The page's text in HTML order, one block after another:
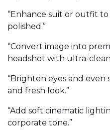
“Enhance suit or outfit
polished.”
“Convert image into
headshot with ultra-
“Brighten eyes and even
and fresh look.”
“Add soft cinematic
corporate tone.”